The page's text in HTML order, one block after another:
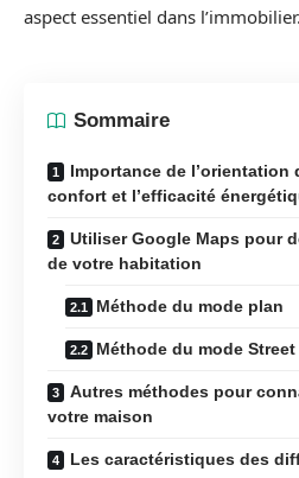
aspect essentiel dans l’immobilier.
Sommaire
Importance de l’orientation
confort et l’efficacité
Utiliser Google Maps pour
de votre habitation
Méthode du mode plan
Méthode du mode Street
Autres méthodes pour
votre maison
Les caractéristiques des